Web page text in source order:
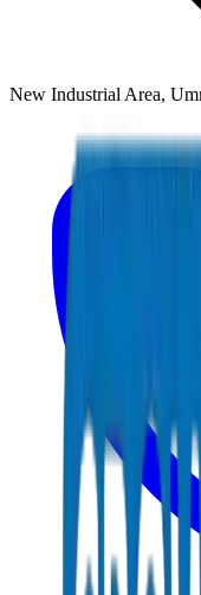
New Industrial Area,